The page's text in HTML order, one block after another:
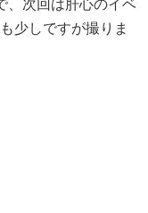
、次回は肝心のイベ
少しですが撮りま